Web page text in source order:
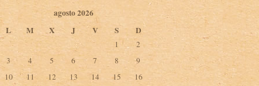
agosto 2026
L
M X J V S D
1
2
3
4 5 6 7 8
9
10
11 12 13 14 15
16